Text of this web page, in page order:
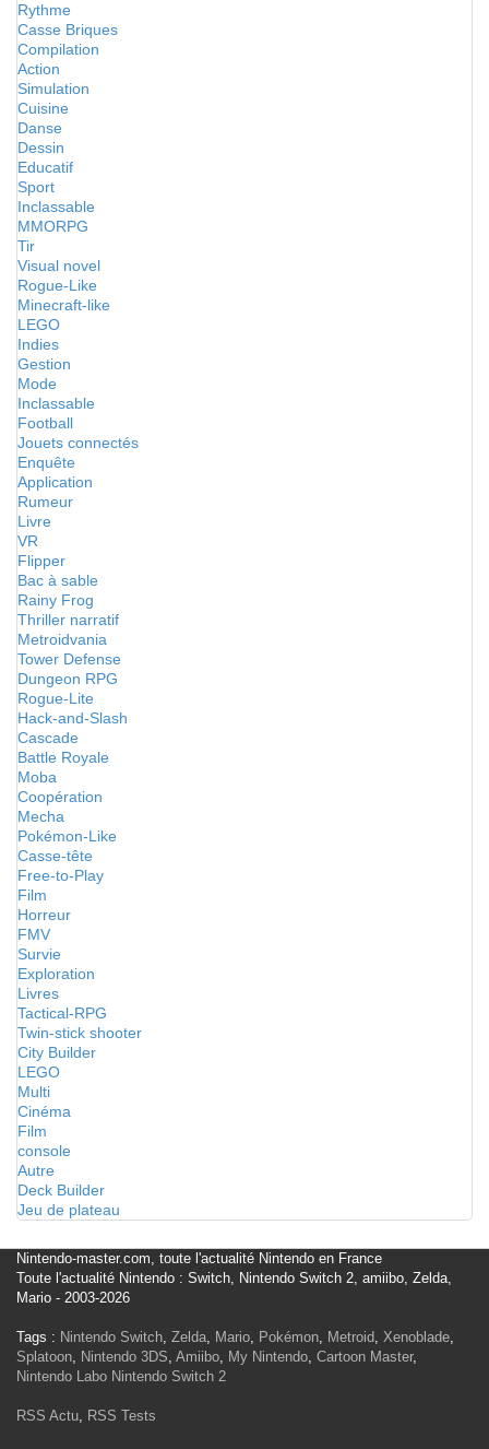
Rythme
Casse Briques
Compilation
Action
Simulation
Cuisine
Danse
Dessin
Educatif
Sport
Inclassable
MMORPG
Tir
Visual novel
Rogue-Like
Minecraft-like
LEGO
Indies
Gestion
Mode
Inclassable
Football
Jouets connectés
Enquête
Application
Rumeur
Livre
VR
Flipper
Bac à sable
Rainy Frog
Thriller narratif
Metroidvania
Tower Defense
Dungeon RPG
Rogue-Lite
Hack-and-Slash
Cascade
Battle Royale
Moba
Coopération
Mecha
Pokémon-Like
Casse-tête
Free-to-Play
Film
Horreur
FMV
Survie
Exploration
Livres
Tactical-RPG
Twin-stick shooter
City Builder
LEGO
Multi
Cinéma
Film
console
Autre
Deck Builder
Jeu de plateau
Nintendo-master.com, toute l'actualité Nintendo en France
Toute l'actualité Nintendo : Switch, Nintendo Switch 2, amiibo, Zelda,
Mario - 2003-2026
Tags : Nintendo Switch, Zelda, Mario, Pokémon, Metroid, Xenoblade,
Splatoon, Nintendo 3DS, Amiibo, My Nintendo, Cartoon Master,
Nintendo Labo Nintendo Switch 2
RSS Actu, RSS Tests